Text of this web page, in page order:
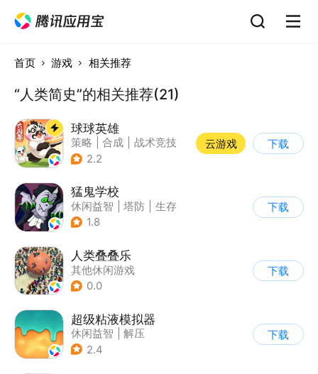
首页 游戏 相关推荐
“人类简史”的相关推荐(21)
球球英雄
策略 合成
战术竞技
| 创酷
2.2
云游戏 下载
猛鬼学校
休闲益智 塔防
生存
| 暗黑
1.8
下载
人类叠叠乐
其他休闲游戏
0.0
下载
超级粘液模拟器
休闲益智
解压
2.4
下载